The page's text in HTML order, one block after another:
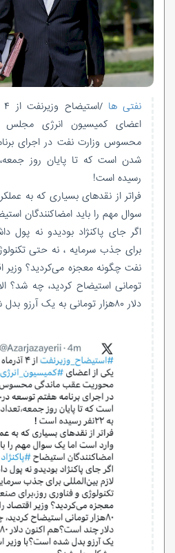
نفتی ها
اعضای کمیسیون انرژی
محسوس وزارت نفت در اجرای
رسیده است!
فراتر از نقدهای بسیاری که به
سوال مهم را باید امضاکنندگان
اگر جای پاکنژاد بودیدو نه پول
برای جذب سرمایه ، نه حتی
تومانی استیضاح کردید، چه شد؟
دلار ۸۰هزار تومانی به یک آرزو بدل شده است؟با وزیر؟